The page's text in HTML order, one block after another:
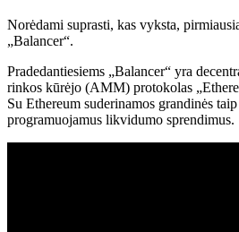
Norėdami suprasti, kas vyksta,
„Balancer“.
Pradedantiesiems „Balancer“ yra
rinkos kūrėjo (AMM) protokolas
Su Ethereum suderinamos grandinės
programuojamus likvidumo sprendimus.